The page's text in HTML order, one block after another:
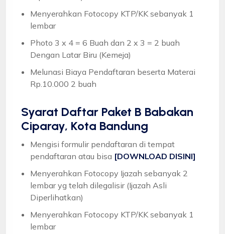
Menyerahkan Fotocopy KTP/KK sebanyak 1
lembar
Photo 3 x 4 = 6 Buah dan 2 x 3 = 2 buah
Dengan Latar Biru (Kemeja)
Melunasi Biaya Pendaftaran beserta Materai
Rp.10.000 2 buah
Syarat Daftar Paket B Babakan
Ciparay, Kota Bandung
Mengisi formulir pendaftaran di tempat
pendaftaran atau bisa [DOWNLOAD DISINI]
Menyerahkan Fotocopy Ijazah sebanyak 2
lembar yg telah dilegalisir (Ijazah Asli
Diperlihatkan)
Menyerahkan Fotocopy KTP/KK sebanyak 1
lembar